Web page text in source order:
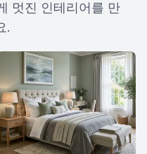
멋진 인테리어를 만
.